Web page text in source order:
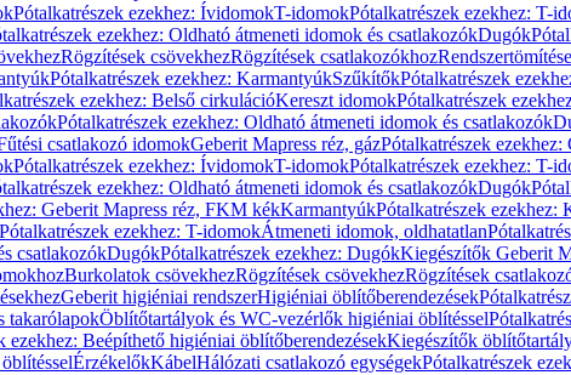
Pótalkatrészek ezekhez: ÍvidomokT-idomokPótalkatrészek ezekhez: T-
ezekhez: Oldható átmeneti idomok és csatlakozókDugók
Rögzítések csövekhezRögzítések csatlakozókhoz
Pótalkatrészek ezekhez: KarmantyúkSzűkítőkPótalkatrészek
ezekhez: Belső cirkulációKereszt idomokPótalkatrészek
Pótalkatrészek ezekhez: Oldható átmeneti idomok és csatlakozók
csatlakozó idomokGeberit Mapress réz, gázPótalkatrészek
Pótalkatrészek ezekhez: ÍvidomokT-idomokPótalkatrészek ezekhez: T-
ezekhez: Oldható átmeneti idomok és csatlakozókDugók
Geberit Mapress réz, FKM kékKarmantyúkPótalkatrészek ezekhez:
Pótalkatrészek ezekhez: T-idomokÁtmeneti idomok, oldhatatlan
csatlakozókDugókPótalkatrészek ezekhez: DugókKiegészítők Geberit
Burkolatok csövekhezRögzítések csövekhezRögzítések
Geberit higiéniai rendszerHigiéniai öblítőberendezések
takarólapokÖblítőtartályok és WC-vezérlők higiéniai öblítéssel
ezekhez: Beépíthető higiéniai öblítőberendezésekKiegészítők
ÉrzékelőkKábelHálózati csatlakozó egységekPótalkatrészek